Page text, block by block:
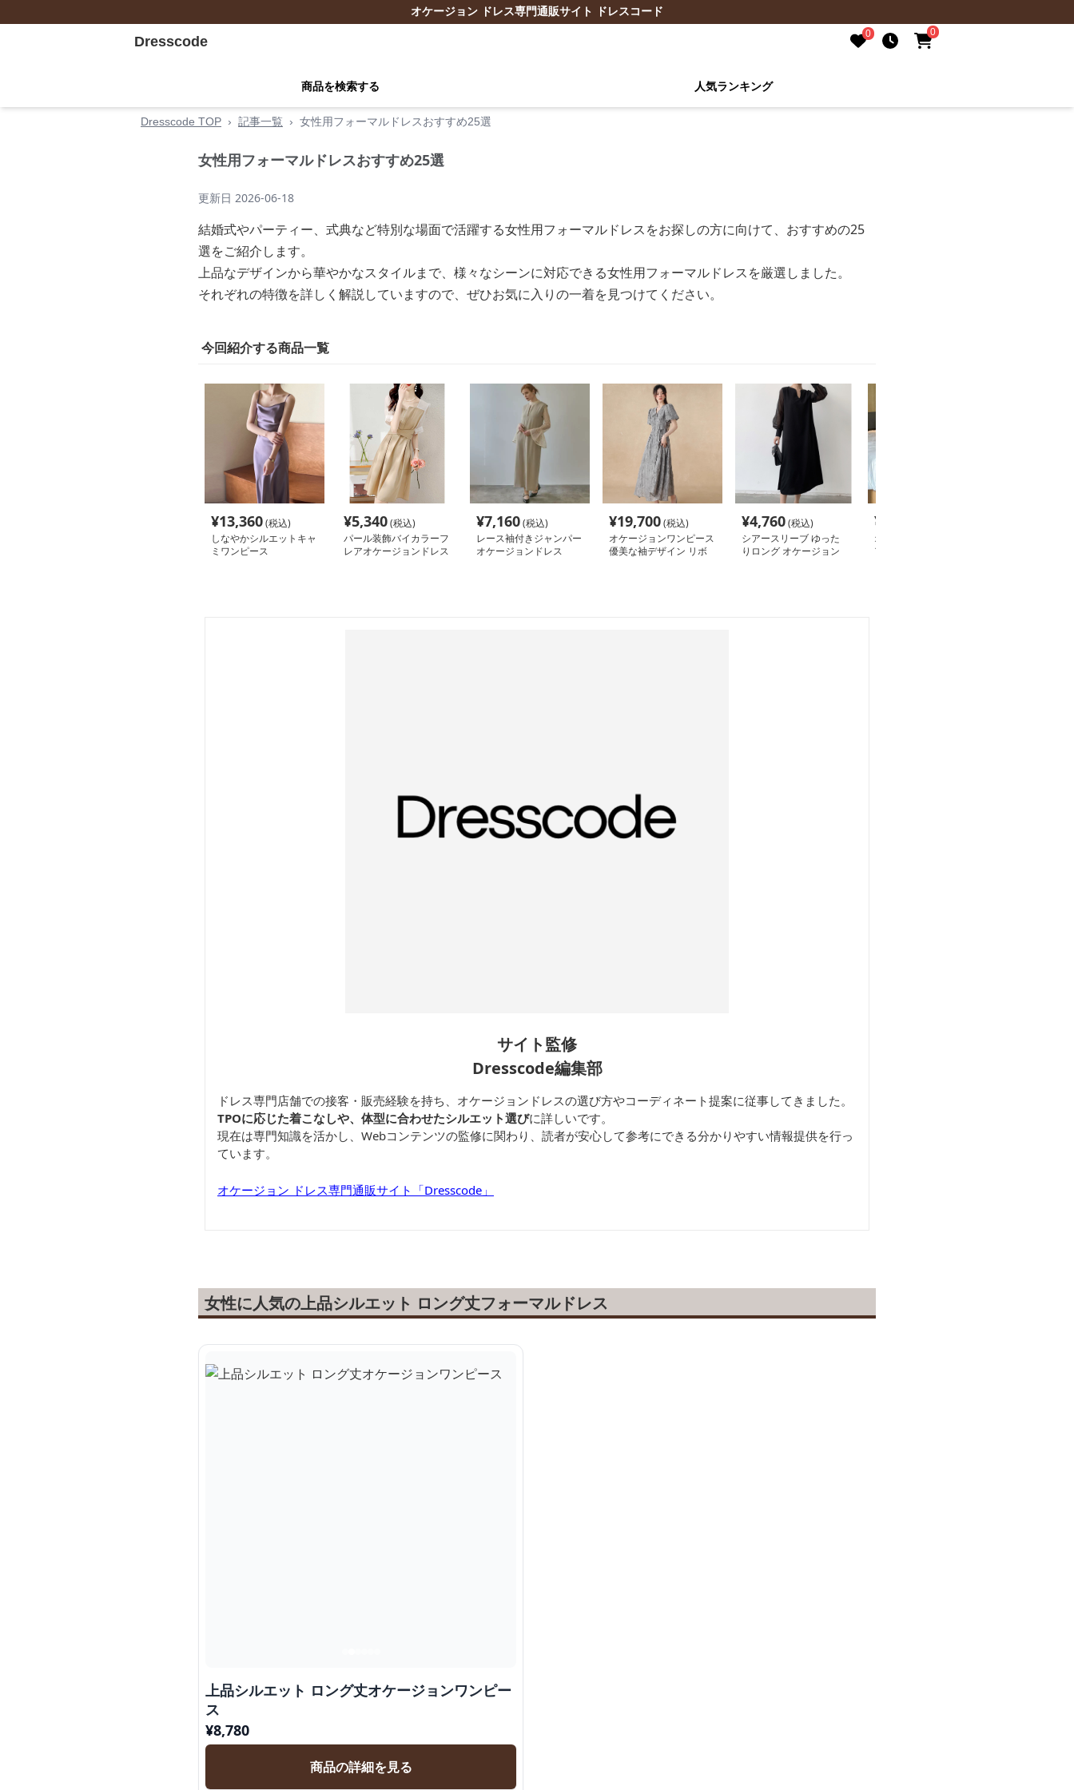
オケージョン ドレス専門通販サイト ドレスコード
Dresscode 0 0
商品を検索する 人気ランキング
Dresscode TOP › 記事一覧 › 女性用フォーマルドレスおすすめ25選
女性用フォーマルドレスおすすめ25選
更新日 2026-06-18
結婚式やパーティー、式典など特別な場面で活躍する女性用フォーマルドレスをお探しの方に向けて、おすすめの25
選をご紹介します。
上品なデザインから華やかなスタイルまで、様々なシーンに対応できる女性用フォーマルドレスを厳選しました。
それぞれの特徴を詳しく解説していますので、ぜひお気に入りの一着を見つけてください。
今回紹介する商品一覧
¥13,360(税込)
しなやかシルエットキャ
ミワンピース
¥5,340(税込)
パール装飾バイカラーフ
レアオケージョンドレス
¥7,160(税込)
レース袖付きジャンパー
オケージョンドレス
¥19,700(税込)
オケージョンワンピース
優美な袖デザイン リボ
¥4,760(税込)
シアースリーブ ゆった
りロング オケージョン
¥
オケージョンワンピース
アシンメトリードレープ
サイト監修
Dresscode編集部
ドレス専門店舗での接客・販売経験を持ち、オケージョンドレスの選び方やコーディネート提案に従事してきました。
TPOに応じた着こなしや、体型に合わせたシルエット選びに詳しいです。
現在は専門知識を活かし、Webコンテンツの監修に関わり、読者が安心して参考にできる分かりやすい情報提供を行っ
ています。
オケージョン ドレス専門通販サイト「Dresscode」
女性に人気の上品シルエット ロング丈フォーマルドレス
上品シルエット ロング丈オケージョンワンピー
ス
¥8,780
商品の詳細を見る